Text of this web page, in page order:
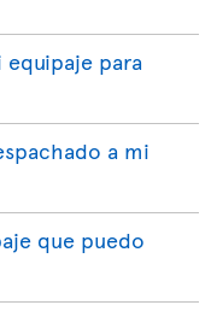
equipaje para
a mi
que puedo